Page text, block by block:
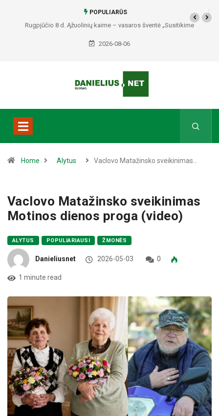
POPULIARŪS
Rugpjūčio 8 d. Ąžuolinių kaime – vasaros šventė „Susitikime
Ąžuoliniuose“
2026-08-06
Home Alytus Vaclovo Matažinsko sveikinimas…
Vaclovo Matažinsko sveikinimas
Motinos dienos proga (video)
ALYTUS POPULIARIAUSI ŽMONĖS
Danieliusnet 2026-05-03 0
1 minute read